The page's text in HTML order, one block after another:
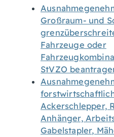
Großraum- und
Fahrzeuge oder
StVZO
Ackerschlepper,
Anhänger,
Gabelstapler,